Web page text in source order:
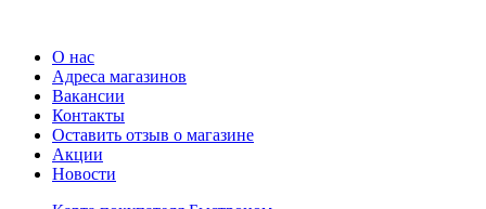
О нас
Адреса магазинов
Вакансии
Контакты
Оставить отзыв о магазине
Акции
Новости